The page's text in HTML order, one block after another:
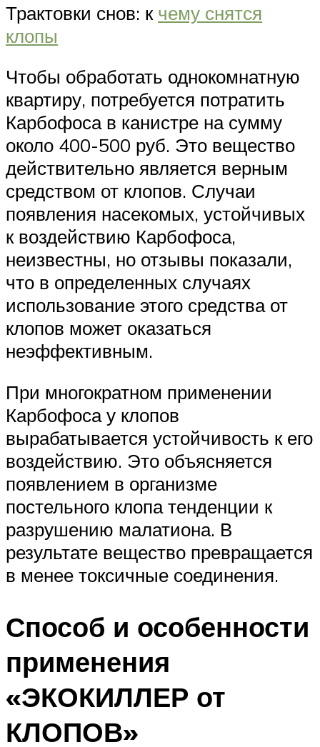
Трактовки снов: к чему снятся
клопы
Чтобы обработать однокомнатную
квартиру, потребуется потратить
Карбофоса в канистре на сумму
около 400-500 руб. Это вещество
действительно является верным
средством от клопов. Случаи
появления насекомых, устойчивых
к воздействию Карбофоса,
неизвестны, но отзывы показали,
что в определенных случаях
использование этого средства от
клопов может оказаться
неэффективным.
При многократном применении
Карбофоса у клопов
вырабатывается устойчивость к его
воздействию. Это объясняется
появлением в организме
постельного клопа тенденции к
разрушению малатиона. В
результате вещество превращается
в менее токсичные соединения.
Способ и особенности
применения
«ЭКОКИЛЛЕР от
КЛОПОВ»